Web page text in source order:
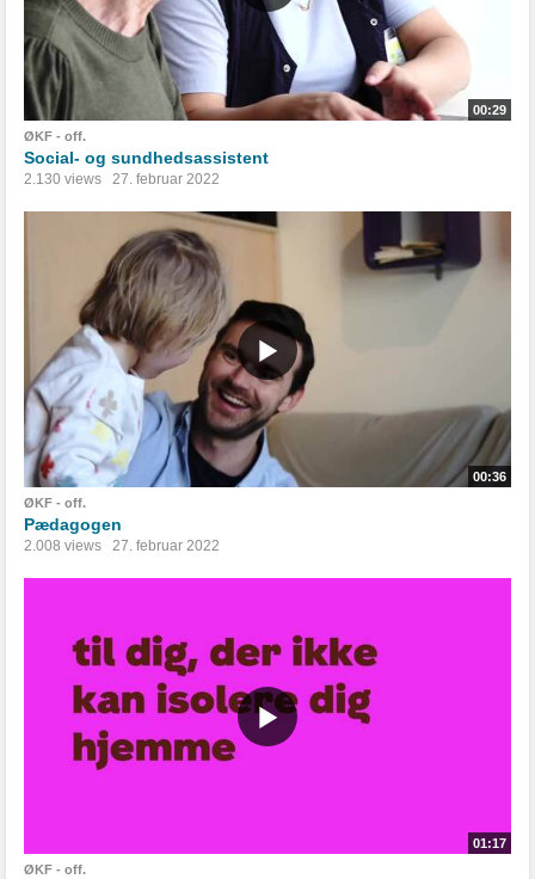
00:29
ØKF - off.
Social- og sundhedsassistent
2.130 views 27. februar 2022
00:36
ØKF - off.
Pædagogen
2.008 views 27. februar 2022
01:17
ØKF - off.